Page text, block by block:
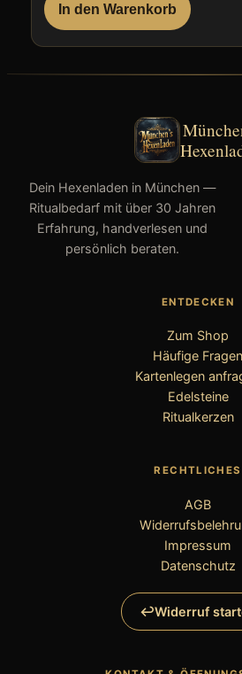
In den Warenkorb
Dein Hexenladen in München —
Ritualbedarf mit über 30 Jahren
Erfahrung, handverlesen und
persönlich beraten.
ENTDECKEN
Zum Shop
Häufige Fragen
Kartenlegen
Edelsteine
Ritualkerzen
RECHTLICHES
AGB
Impressum
Datenschutz
Widerruf